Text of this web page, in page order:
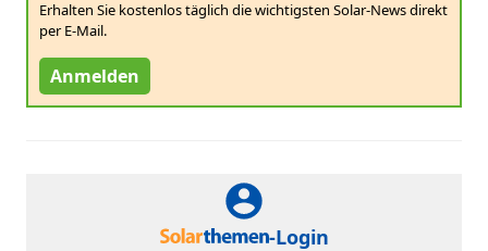
Erhalten Sie kostenlos täglich die wichtigsten Solar-News direkt
per E-Mail.
Anmelden
-Login